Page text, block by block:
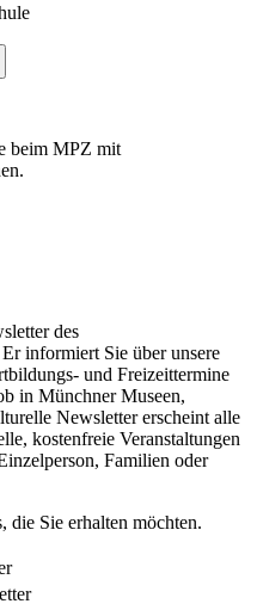
beim MPZ mit
des
informiert Sie über unsere
und Freizeittermine
in Münchner Museen,
Newsletter erscheint alle
kostenfreie Veranstaltungen
Familien oder
die Sie erhalten möchten.